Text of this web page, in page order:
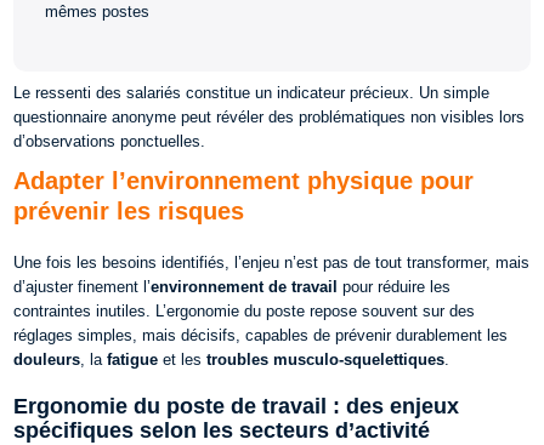
mêmes postes
Le ressenti des salariés constitue un indicateur précieux. Un simple
questionnaire anonyme peut révéler des problématiques non visibles lors
d’observations ponctuelles.
Adapter l’environnement physique pour
prévenir les risques
Une fois les besoins identifiés, l’enjeu n’est pas de tout transformer, mais
d’ajuster finement l’environnement de travail pour réduire les
contraintes inutiles. L’ergonomie du poste repose souvent sur des
réglages simples, mais décisifs, capables de prévenir durablement les
douleurs, lafatigue et lestroubles musculo-squelettiques.
Ergonomie du poste de travail : des enjeux
spécifiques selon les secteurs d’activité